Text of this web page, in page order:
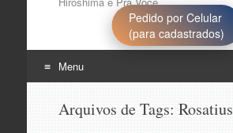
Pedido por Celular
(para cadastrados)
Menu
Arquivos de Tags: Rosatius